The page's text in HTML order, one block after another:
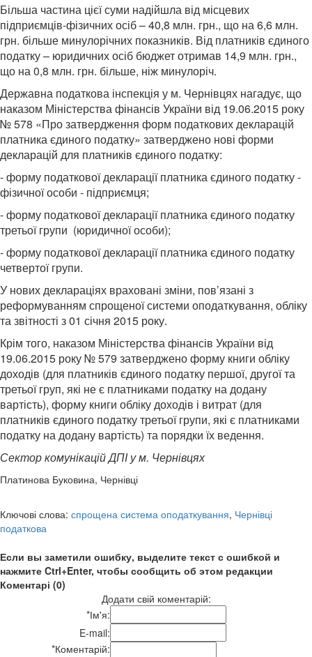
Більша частина цієї суми надійшла від місцевих
підприємців-фізичних осіб – 40,8 млн. грн., що на 6,6 млн.
грн. більше минулорічних показників. Від платників єдиного
податку – юридичних осіб бюджет отримав 14,9 млн. грн.,
що на 0,8 млн. грн. більше, ніж минулоріч.
Державна податкова інспекція у м. Чернівцях нагадує, що
наказом Міністерства фінансів України від 19.06.2015 року
№ 578 «Про затвердження форм податкових декларацій
платника єдиного податку» затверджено нові форми
декларацій для платників єдиного податку:
- форму податкової декларації платника єдиного податку -
фізичної особи - підприємця;
- форму податкової декларації платника єдиного податку
третьої групи (юридичної особи);
- форму податкової декларації платника єдиного податку
четвертої групи.
У нових деклараціях враховані зміни, пов’язані з
реформуванням спрощеної системи оподаткування, обліку
та звітності з 01 січня 2015 року.
Крім того, наказом Міністерства фінансів України від
19.06.2015 року № 579 затверджено форму книги обліку
доходів (для платників єдиного податку першої, другої та
третьої груп, які не є платниками податку на додану
вартість), форму книги обліку доходів і витрат (для
платників єдиного податку третьої групи, які є платниками
податку на додану вартість) та порядки їх ведення.
Сектор комунікацій ДПІ у м. Чернівцях
Платинова Буковина, Чернівці
Ключові слова: спрощена система оподаткування, Чернівці
податкова
Если вы заметили ошибку, выделите текст с ошибкой и
нажмите Ctrl+Enter, чтобы сообщить об этом редакции
Коментарі (0)
Додати свій коментарій:
*Ім'я:
E-mail:
*Коментарій: